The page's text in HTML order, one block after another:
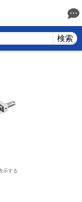
検索
示する